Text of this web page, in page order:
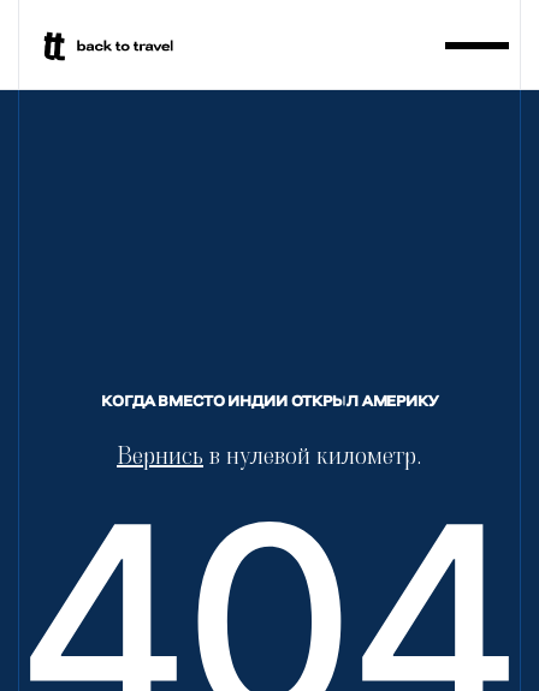
КОГДА ВМЕСТО ИНДИИ ОТКРЫЛ АМЕРИКУ
Вернись в нулевой километр.